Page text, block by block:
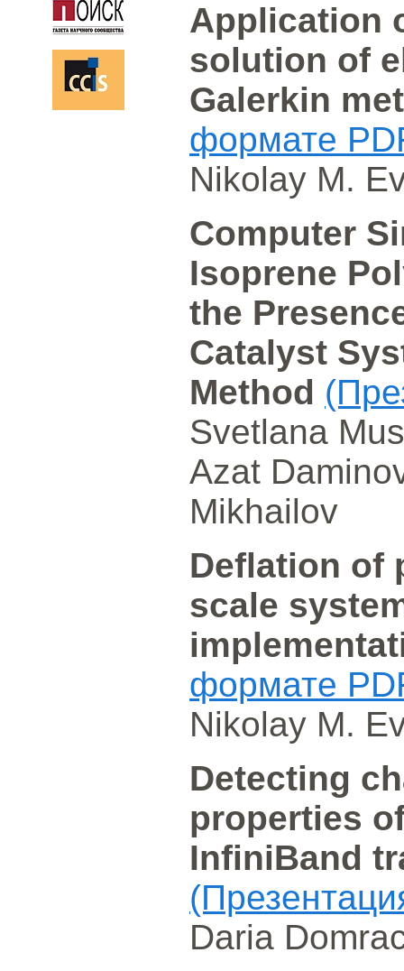
Application
solution of
Galerkin
формате
Nikolay M.
Computer
Isoprene
the
Catalyst
Method
Svetlana
Azat
Mikhailov
Deflation of
scale
формате
Nikolay M.
Detecting
properties
InfiniBand
Daria